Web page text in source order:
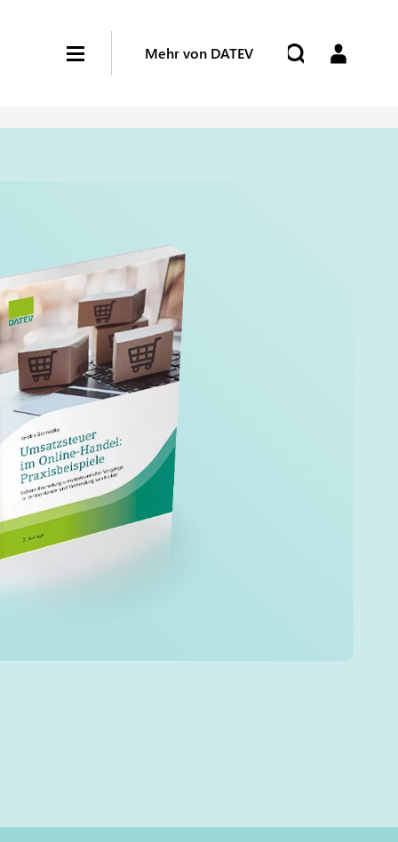
Mehr von DATEV